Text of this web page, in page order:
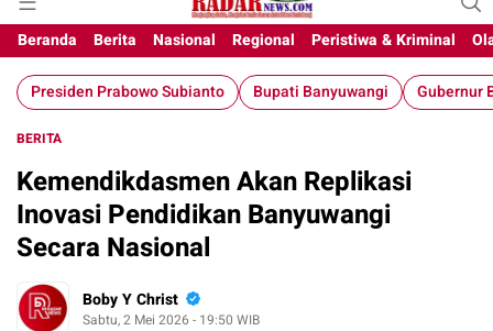
Beranda Berita Nasional Regional Peristiwa & Kriminal
Presiden Prabowo Subianto Bupati Banyuwangi Gubernur
BERITA
Kemendikdasmen Akan Replikasi
Inovasi Pendidikan Banyuwangi
Secara Nasional
Boby Y Christ
Sabtu, 2 Mei 2026 - 19:50 WIB